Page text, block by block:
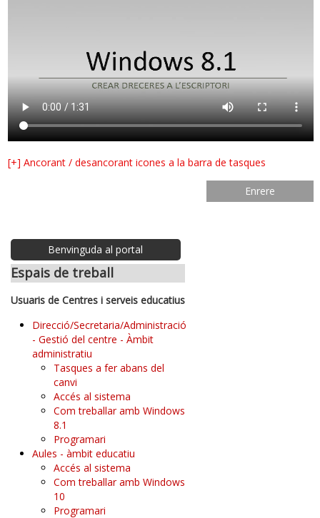
Benvinguda al portal
Espais de treball
Usuaris de Centres i serveis educatius
Direcció/Secretaria/Administració
- Gestió del centre - Àmbit
administratiu
Tasques a fer abans del
canvi
Accés al sistema
Com treballar amb Windows
8.1
Programari
Aules - àmbit educatiu
Accés al sistema
Com treballar amb Windows
10
Programari
[+] Ancorant / desancorant icones a la barra de tasques
Enrere